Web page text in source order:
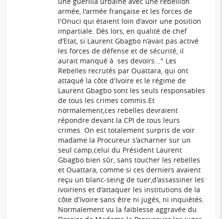
armée, l'armée française et les forces de
l'Onuci qui étaient loin d'avoir une position
impartiale. Dès lors, en qualité de chef
d’Etat, si Laurent Gbagbo n’avait pas activé
les forces de défense et de sécurité, il
aurait manqué à ses devoirs..." Les
Rebelles recrutés par Ouattara, qui ont
attaqué la côte d'Ivoire et le régime de
Laurent Gbagbo sont les seuls responsables
de tous les crimes commis.Et
normalement,ces rebelles devraient
répondre devant la CPI de tous leurs
crimes. On est totalement surpris de voir
madame la Procureur s'acharner sur un
seul camp,celui du Président Laurent
Gbagbo bien sûr, sans toucher les rebelles
et Ouattara, comme si ces derniers avaient
reçu un blanc-seing de tuer,d'assassiner les
ivoiriens et d'attaquer les institutions de la
côte d'Ivoire sans être ni jugés, ni inquiétés.
Normalement vu la faiblesse aggravée du